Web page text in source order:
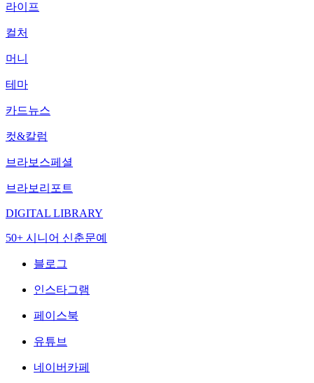
라이프
컬처
머니
테마
카드뉴스
컷&칼럼
브라보스페셜
브라보리포트
DIGITAL LIBRARY
50+ 시니어 신춘문예
블로그
인스타그램
페이스북
유튜브
네이버카페